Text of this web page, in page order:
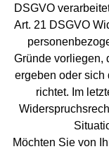
DSGVO
Art. 21 DSGVO
Gründe vorliegen,
ergeben oder sich
richtet. Im
Möchten Sie von